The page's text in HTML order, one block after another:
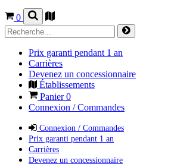
0
Prix garanti pendant 1 an
Carrières
Devenez un concessionnaire
Établissements
Panier0
Connexion / Commandes
Connexion / Commandes
Prix garanti pendant 1 an
Carrières
Devenez un concessionnaire